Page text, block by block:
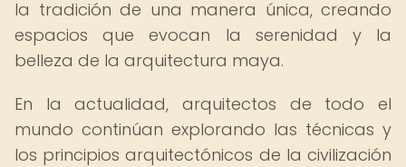
la tradición de una manera única, creando
espacios que evocan la serenidad y la
belleza de la arquitectura maya.
En la actualidad, arquitectos de todo el
mundo continúan explorando las técnicas y
los principios arquitectónicos de la civilización